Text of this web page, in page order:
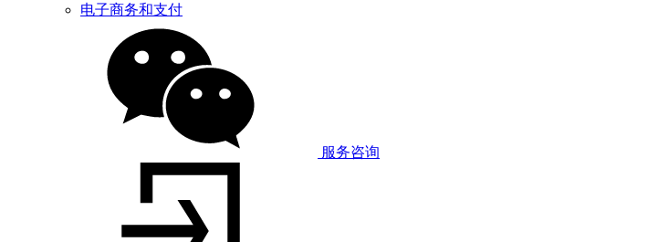
电子商务和支付
服务咨询